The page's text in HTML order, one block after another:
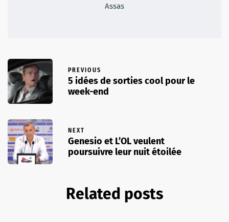
Assas
PREVIOUS
5 idées de sorties cool pour le
week-end
NEXT
Genesio et L’OL veulent
poursuivre leur nuit étoilée
Related posts